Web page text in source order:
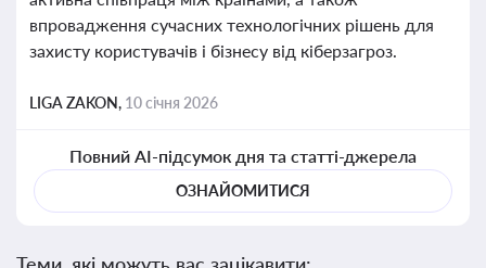
впровадження сучасних технологічних рішень для
захисту користувачів і бізнесу від кіберзагроз.
LIGA ZAKON, 10 січня 2026
Повний AI-підсумок дня та статті-джерела
ОЗНАЙОМИТИСЯ